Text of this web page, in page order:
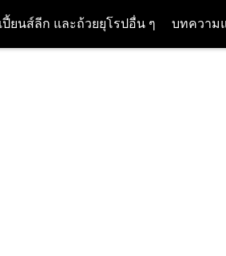
ยนส์ลีก และถ้วยยุโรปอื่น ๆ บทความ